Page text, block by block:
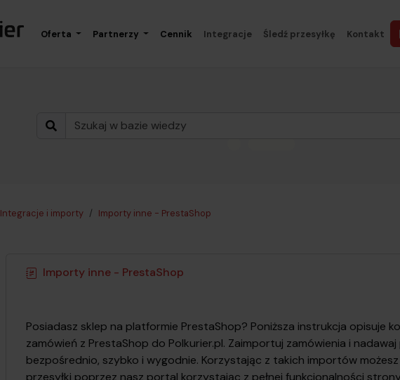
Oferta Partnerzy Cennik Integracje Śledź przesyłkę Kontakt
Integracje i importy Importy inne - PrestaShop
Importy inne - PrestaShop
Posiadasz sklep na platformie PrestaShop? Poniższa instrukcja opisuje
zamówień z PrestaShop do Polkurier.pl. Zaimportuj zamówienia i nadawaj
bezpośrednio, szybko i wygodnie. Korzystając z takich importów
przesyłki poprzez nasz portal korzystając z pełnej funkcjonalności